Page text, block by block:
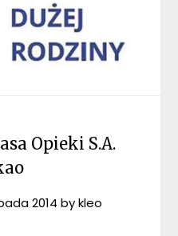
Opieki S.A.
2014 bykleo